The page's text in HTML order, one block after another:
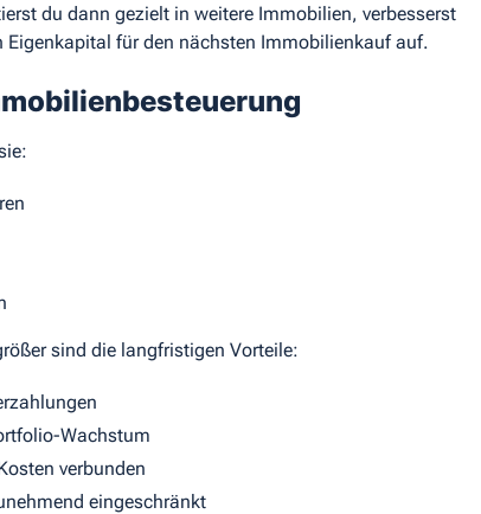
du dann gezielt in weitere Immobilien, verbesserst
für den nächsten Immobilienkauf auf.
sind die langfristigen Vorteile:
Wachstum
verbunden
eingeschränkt